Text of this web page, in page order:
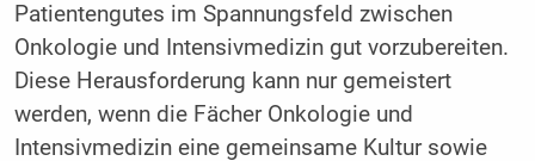
Patientengutes im Spannungsfeld zwischen
Onkologie und Intensivmedizin gut vorzubereiten.
Diese Herausforderung kann nur gemeistert
werden, wenn die Fächer Onkologie und
Intensivmedizin eine gemeinsame Kultur sowie